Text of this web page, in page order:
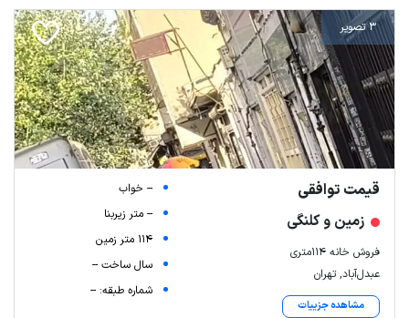
3 تصویر
قیمت توافقی
زمین و کلنگی
فروش خانه ۱۱۴متری
عبدل‌آباد, تهران
مشاهده جزییات
-- خواب
-- متر زیربنا
114 متر زمین
سال ساخت --
شماره طبقه: --